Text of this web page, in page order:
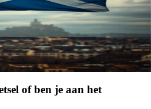
of ben je aan het